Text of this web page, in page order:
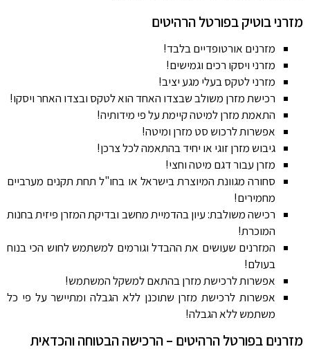
מזרני בוטיק בפורטל הרהיטים
מזרנים אורטופדיים בלבד!
מזרני ויסקו רכים וגמישים!
מזרני לטקס בעלי מגע יציב!
רכישת מזרן משולב שבצדו האחד הוא לטקס ובצדו האחר ויסקו!
התאמת מזרן למיטה קיימת על פי מידותיה!
אפשרות לרכוש סט מזרן ומיטה!
גיבוש מזרן זוגי או יחיד בהתאמה לכל צרכן!
מזרן עבור דגם מיטה וחצי!
סחורה מגוונת המיוצרת בישראל או בחו"ל תחת תקנים מערביים
מחמירים!
רכישה משולבת: עיון בהדמיית מחשב ובדיקת המזרן פיזית בחנות
המוכרת!
המזרנים שעושים את ההבדל וגורמים למשתמש לחוש הכי בנוח
בעולם!
אפשרות לרכישת מזרן בהתאם למשקל המשתמש!
אפשרות לרכישת מזרן שתוכנן ללא הגבלה ומתיישר על פי כל
משתמש ללא הגבלה!
מזרנים בפורטל הרהיטים – הרכישה הבטוחה והכדאית